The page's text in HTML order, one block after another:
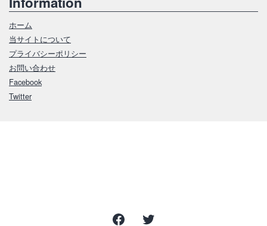
ホーム
当サイトについて
プライバシーポリシー
お問い合わせ
Facebook
Twitter
Facebook